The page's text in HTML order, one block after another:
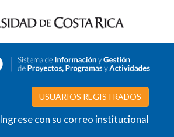
USUARIOS REGISTRADOS
Ingrese con su correo institucional